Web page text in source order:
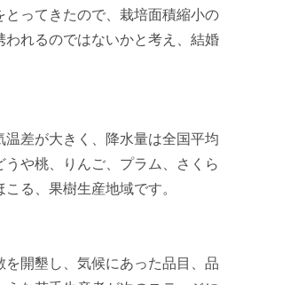
ってきたので、栽培面積縮小の
れるのではないかと考え、結婚
差が大きく、降水量は全国平均
や桃、りんご、プラム、さくら
る、果樹生産地域です。
開墾し、気候にあった品目、品